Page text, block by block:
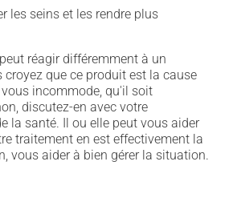
les seins et les rendre plus
réagir différemment à un
croyez que ce produit est la cause
incommode, qu'il soit
discutez-en avec votre
la santé. Il ou elle peut vous aider
traitement en est effectivement la
vous aider à bien gérer la situation.